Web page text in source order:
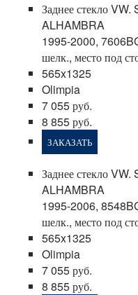
Заднее стекло
ALHAMBRA
1995-2000,
шелк., место под
565x1325
Olimpia
7 055 руб.
8 855 руб.
ЗАКАЗАТЬ
Заднее стекло
ALHAMBRA
1995-2006,
шелк., место под
565x1325
Olimpia
7 055 руб.
8 855 руб.